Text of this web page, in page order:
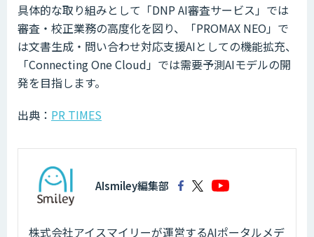
具体的な取り組みとして「DNP AI審査サービス」では
審査・校正業務の高度化を図り、「PROMAX NEO」で
は文書生成・問い合わせ対応支援AIとしての機能拡充、
「Connecting One Cloud」では需要予測AIモデルの開
発を目指します。
出典： PR TIMES
AIsmiley編集部
株式会社アイスマイリーが運営するAIポータルメデ